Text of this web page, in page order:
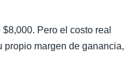
Pero el costo real
propio margen de ganancia,